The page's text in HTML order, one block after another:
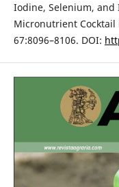
Iodine, Selenium,
Micronutrient Cocktail
67:8096–8106. DOI: